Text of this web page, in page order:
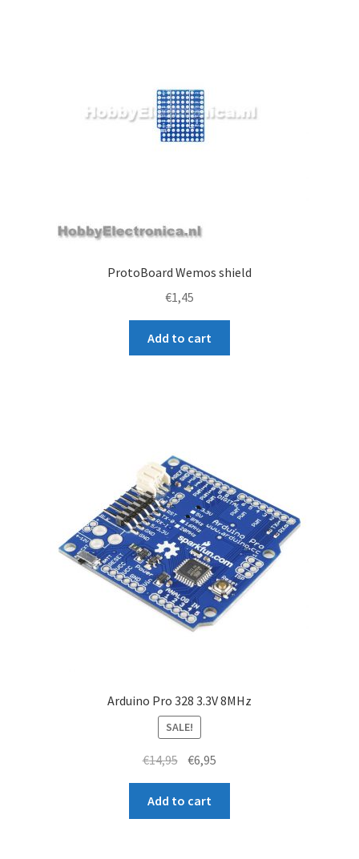
ProtoBoard Wemos shield
€1,45
Add to cart
Arduino Pro 328 3.3V 8MHz
SALE!
€14,95 Original
price
was:
€14,95.
€6,95
price
€6,95.
Add to cart